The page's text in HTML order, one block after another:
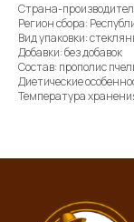
Страна-
Регион сбора:
Вид упаковки:
Добавки: без добавок
Состав: прополис
Диетические
Температура